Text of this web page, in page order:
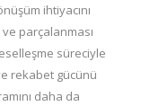
ihtiyacını
parçalanması
süreciyle
rekabet gücünü
daha da